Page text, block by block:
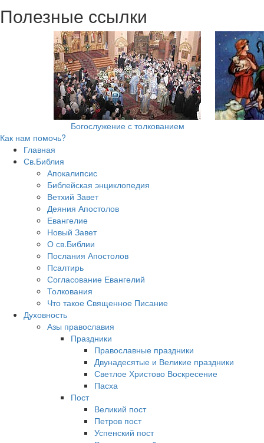
Полезные ссылки
Богослужение с толкованием
Как нам помочь?
Главная
Св.Библия
Апокалипсис
Библейская энциклопедия
Ветхий Завет
Деяния Апостолов
Евангелие
Новый Завет
О св.Библии
Послания Апостолов
Псалтирь
Согласование Евангелий
Толкования
Что такое Священное Писание
Духовность
Азы православия
Праздники
Православные праздники
Двунадесятые и Великие праздники
Светлое Христово Воскресение
Пасха
Пост
Великий пост
Петров пост
Успенский пост